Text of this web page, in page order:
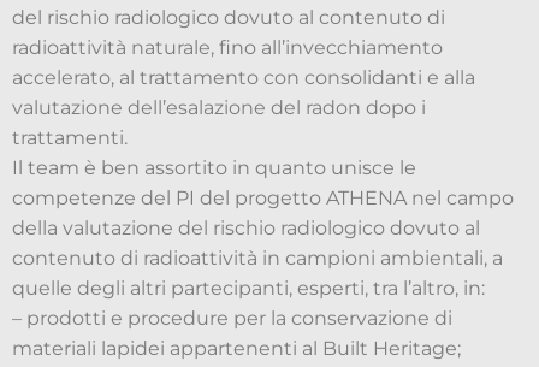
del rischio radiologico dovuto al contenuto di
radioattività naturale, fino all’invecchiamento
accelerato, al trattamento con consolidanti e alla
valutazione dell’esalazione del radon dopo i
trattamenti.
Il team è ben assortito in quanto unisce le
competenze del PI del progetto ATHENA nel campo
della valutazione del rischio radiologico dovuto al
contenuto di radioattività in campioni ambientali, a
quelle degli altri partecipanti, esperti, tra l’altro, in:
– prodotti e procedure per la conservazione di
materiali lapidei appartenenti al Built Heritage;